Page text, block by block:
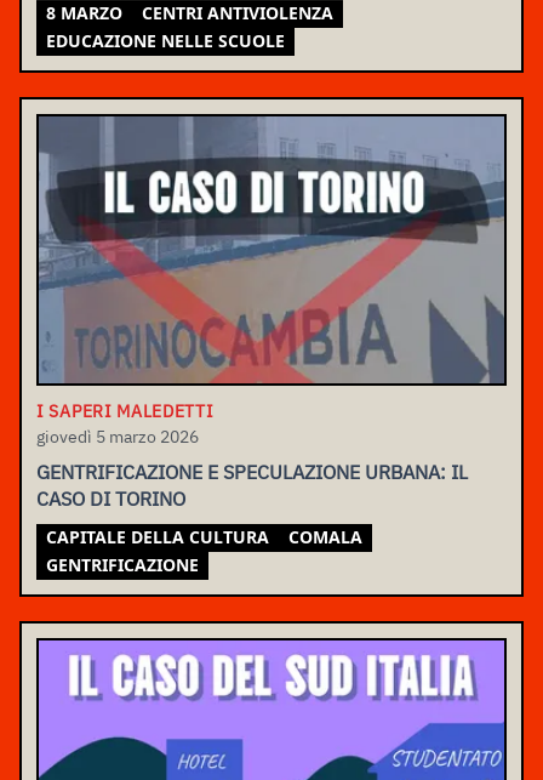
8 MARZO
CENTRI ANTIVIOLENZA
EDUCAZIONE NELLE SCUOLE
I SAPERI MALEDETTI
giovedì 5 marzo 2026
GENTRIFICAZIONE E SPECULAZIONE URBANA: IL
CASO DI TORINO
CAPITALE DELLA CULTURA
COMALA
GENTRIFICAZIONE